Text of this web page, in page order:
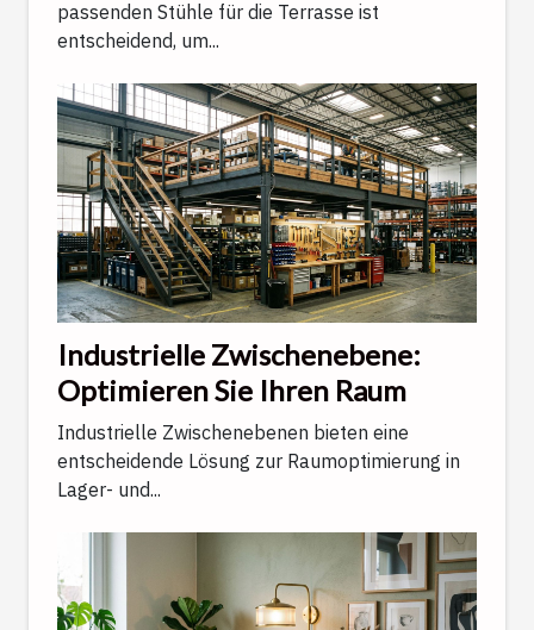
passenden Stühle für die Terrasse ist
entscheidend, um...
Industrielle Zwischenebene:
Optimieren Sie Ihren Raum
Industrielle Zwischenebenen bieten eine
entscheidende Lösung zur Raumoptimierung in
Lager- und...